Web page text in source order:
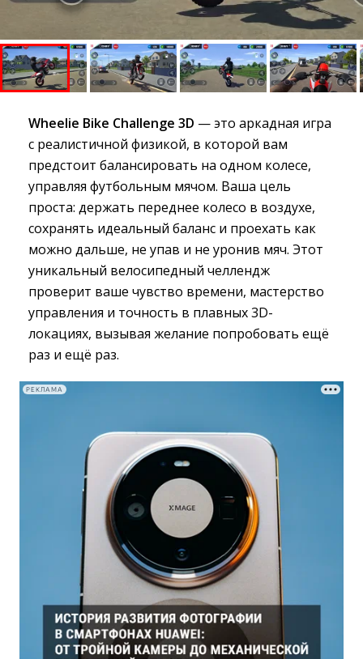
Wheelie Bike Challenge 3D — это аркадная игра
с реалистичной физикой, в которой вам
предстоит балансировать на одном колесе,
управляя футбольным мячом. Ваша цель
проста: держать переднее колесо в воздухе,
сохранять идеальный баланс и проехать как
можно дальше, не упав и не уронив мяч. Этот
уникальный велосипедный челлендж
проверит ваше чувство времени, мастерство
управления и точность в плавных 3D-
локациях, вызывая желание попробовать ещё
раз и ещё раз.
РЕКЛАМА